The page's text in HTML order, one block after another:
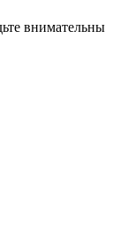
внимательны